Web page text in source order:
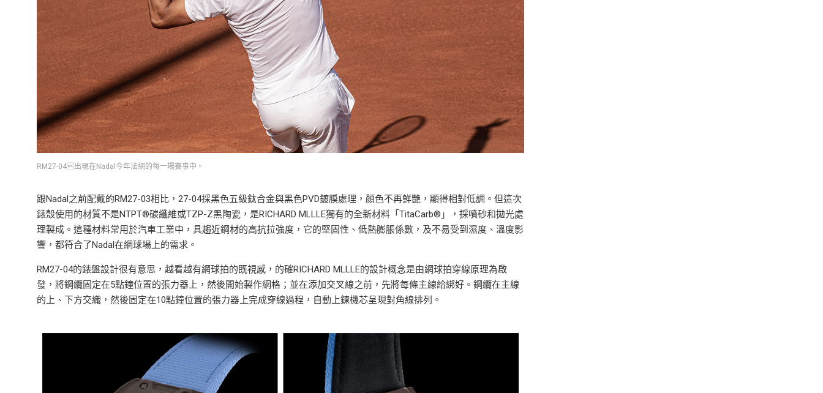
RM27-04出現在Nadal今年法網的每一場賽事中。
跟Nadal之前配戴的RM27-03相比，27-04採黑色五級鈦合金與黑色PVD鍍膜處理，顏色不再鮮艷，顯得相對低調。但這次
錶殼使用的材質不是NTPT®碳纖維或TZP-Z黑陶瓷，是RICHARD MLLLE獨有的全新材料「TitaCarb®」，採噴砂和拋光處
理製成。這種材料常用於汽車工業中，具趨近鋼材的高抗拉強度，它的堅固性、低熱膨脹係數，及不易受到濕度、溫度影
響，都符合了Nadal在網球場上的需求。
RM27-04的錶盤設計很有意思，越看越有網球拍的既視感，的確RICHARD MLLLE的設計概念是由網球拍穿線原理為啟
發，將鋼纜固定在5點鐘位置的張力器上，然後開始製作網格；並在添加交叉線之前，先將每條主線給綁好。鋼纜在主線
的上、下方交織，然後固定在10點鐘位置的張力器上完成穿線過程，自動上鍊機芯呈現對角線排列。